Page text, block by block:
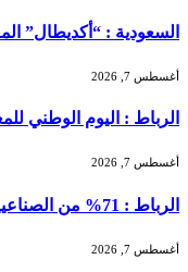
السعودية : “أكديطال”
أغسطس 7, 2026
الرباط : اليوم الوطني
أغسطس 7, 2026
الرباط : 71% من الصناعيين يعتبرون مناخ الأعمال عادياً خلال الفصل الثاني من 2026 …
أغسطس 7, 2026